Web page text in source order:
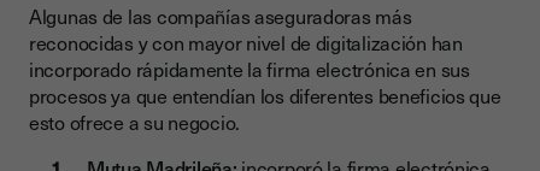
Algunas de las compañías aseguradoras más
reconocidas y con mayor nivel de digitalización han
incorporado rápidamente la firma electrónica en sus
procesos ya que entendían los diferentes beneficios que
esto ofrece a su negocio.